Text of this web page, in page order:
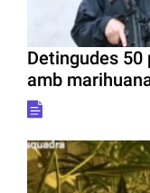
Detingudes
amb